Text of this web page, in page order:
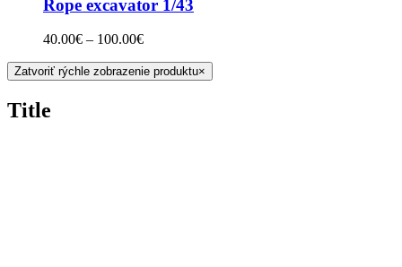
Rope excavator 1/43
40.00€ – 100.00€
Zatvoriť rýchle zobrazenie produktu×
Title